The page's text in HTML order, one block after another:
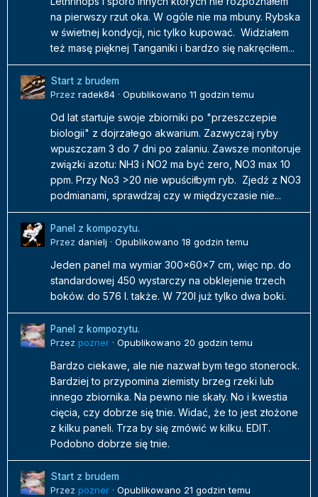
na pierwszy rzut oka. W ogóle nie ma mbuny. Rybska
w świetnej kondycji, nic tylko kupować. Widziałem
też masę pięknej Tanganiki i bardzo się nakręciłem...
Start z brudem
Przez radek84 · Opublikowano 11 godzin temu
Od lat startuje swoje zbiorniki po "przeszczepie
biologii" z dojrzałego akwarium. Zazwyczaj ryby
wpuszczam 3 do 7 dni po zalaniu. Zawsze monitoruje
związki azotu: NH3 i NO2 ma być zero, NO3 max 10
ppm. Przy No3 >20 nie wpuściłbym ryb. Zjedź z NO3
podmianami, sprawdzaj czy w międzyczasie nie...
Panel z kompozytu.
Przez danielj · Opublikowano 18 godzin temu
Jeden panel ma wymiar 300x60x7 cm, więc np. do
standardowej 450 wystarczy na obklejenie trzech
boków. do 576 l. także. W 720l już tylko dwa boki.
Panel z kompozytu.
Przez pozner · Opublikowano 20 godzin temu
Bardzo ciekawe, ale nie nazwał bym tego stonerock.
Bardziej to przypomina ziemisty brzeg rzeki lub
innego zbiornika. Na pewno nie skały. No i kwestia
cięcia, czy dobrze się tnie. Widać, że to jest złożone
z kilku paneli. Trza by się zmówić w kilku. EDIT.
Podobno dobrze się tnie.
Start z brudem
Przez pozner · Opublikowano 21 godzin temu